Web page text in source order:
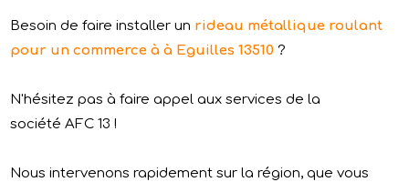
Besoin de faire installer un rideau métallique roulant
pour un commerce à à Eguilles 13510 ?
N'hésitez pas à faire appel aux services de la
société AFC 13 !
Nous intervenons rapidement sur la région, que vous